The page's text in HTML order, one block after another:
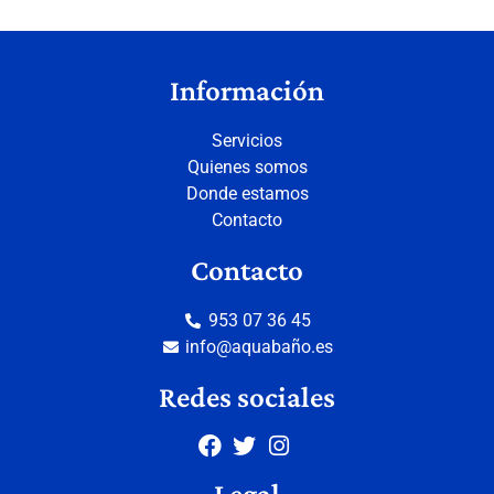
Información
Servicios
Quienes somos
Donde estamos
Contacto
Contacto
953 07 36 45
info@aquabaño.es
Redes sociales